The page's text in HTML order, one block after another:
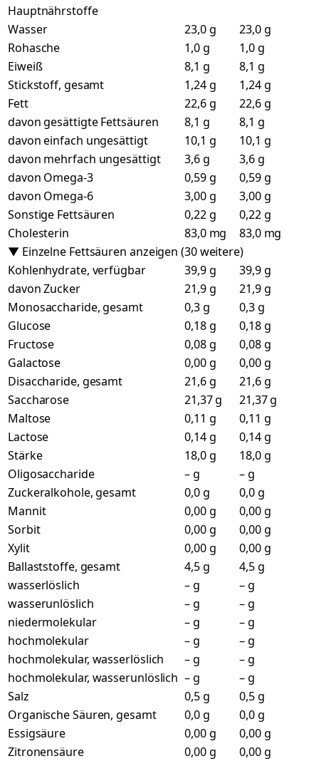
Hauptnährstoffe
Wasser
23,0 g
23,0 g
Rohasche
1,0 g
1,0 g
Eiweiß
8,1 g
8,1 g
Stickstoff, gesamt
1,24 g
1,24 g
Fett
22,6 g
22,6 g
davon gesättigte Fettsäuren
8,1 g
8,1 g
davon einfach ungesättigt
10,1 g
10,1 g
davon mehrfach ungesättigt
3,6 g
3,6 g
davon Omega-3
0,59 g
0,59 g
davon Omega-6
3,00 g
3,00 g
Sonstige Fettsäuren
0,22 g
0,22 g
Cholesterin
83,0 mg
83,0 mg
▼ Einzelne Fettsäuren anzeigen (30 weitere)
Kohlenhydrate, verfügbar
39,9 g
39,9 g
davon Zucker
21,9 g
21,9 g
Monosaccharide, gesamt
0,3 g
0,3 g
Glucose
0,18 g
0,18 g
Fructose
0,08 g
0,08 g
Galactose
0,00 g
0,00 g
Disaccharide, gesamt
21,6 g
21,6 g
Saccharose
21,37 g
21,37 g
Maltose
0,11 g
0,11 g
Lactose
0,14 g
0,14 g
Stärke
18,0 g
18,0 g
Oligosaccharide
– g
– g
Zuckeralkohole, gesamt
0,0 g
0,0 g
Mannit
0,00 g
0,00 g
Sorbit
0,00 g
0,00 g
Xylit
0,00 g
0,00 g
Ballaststoffe, gesamt
4,5 g
4,5 g
wasserlöslich
– g
– g
wasserunlöslich
– g
– g
niedermolekular
– g
– g
hochmolekular
– g
– g
hochmolekular, wasserlöslich
– g
– g
hochmolekular, wasserunlöslich – g
– g
Salz
0,5 g
0,5 g
Organische Säuren, gesamt
0,0 g
0,0 g
Essigsäure
0,00 g
0,00 g
Zitronensäure
0,00 g
0,00 g